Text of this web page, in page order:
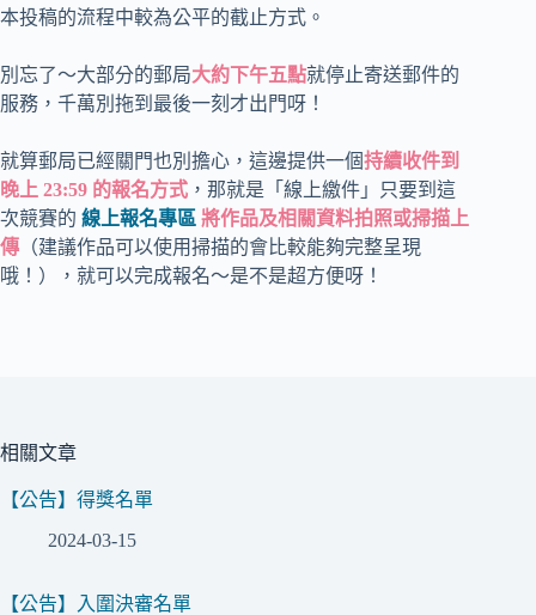
本投稿的流程中較為公平的截止方式。
別忘了～大部分的郵局大約下午五點就停止寄送郵件的
服務，千萬別拖到最後一刻才出門呀！
就算郵局已經關門也別擔心，這邊提供一個持續收件到
晚上 23:59 的報名方式 ，那就是「線上繳件」只要到這
次競賽的 線上報名專區 將作品及相關資料拍照或掃描上
傳 （建議作品可以使用掃描的會比較能夠完整呈現
哦！），就可以完成報名～是不是超方便呀！
相關文章
【公告】得獎名單
2024-03-15
【公告】入圍決審名單